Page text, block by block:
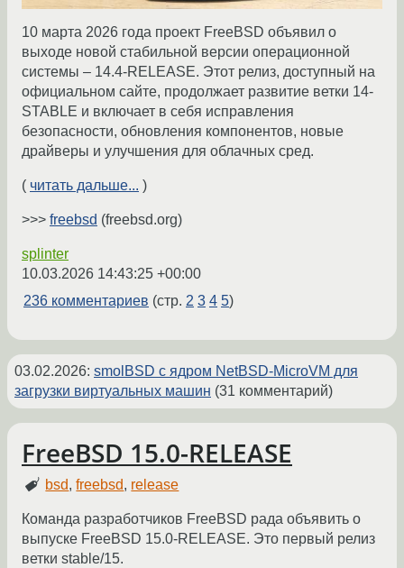
10 марта 2026 года проект FreeBSD объявил о
выходе новой стабильной версии операционной
системы – 14.4-RELEASE. Этот релиз, доступный на
официальном сайте, продолжает развитие ветки 14-
STABLE и включает в себя исправления
безопасности, обновления компонентов, новые
драйверы и улучшения для облачных сред.
( читать дальше... )
>>> freebsd (freebsd.org)
splinter
10.03.2026 14:43:25 +00:00
236 комментариев (стр. 2 3 4 5)
03.02.2026: smolBSD с ядром ​​NetBSD-MicroVM для
загрузки виртуальных машин (31 комментарий)
FreeBSD 15.0-RELEASE
bsd,freebsd, release
Команда разработчиков FreeBSD рада объявить о
выпуске FreeBSD 15.0-RELEASE. Это первый релиз
ветки stable/15.